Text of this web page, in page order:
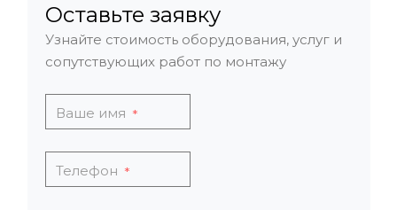
Оставьте заявку
Узнайте стоимость оборудования, услуг и
сопутствующих работ по монтажу
Ваше имя *
Телефон *